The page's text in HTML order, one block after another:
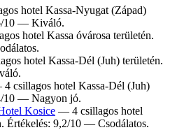
hotel Kassa-Nyugat (Západ)
10 — Kiváló.
hotel Kassa óvárosa területén.
hotel Kassa-Dél (Juh) területén.
csillagos hotel Kassa-Dél (Juh)
10 — Nagyon jó.
Kosice — 4 csillagos hotel
Értékelés: 9,2/10 — Csodálatos.